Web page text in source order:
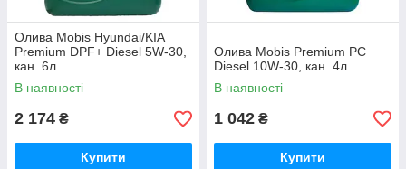
Олива Mobis Hyundai/KIA
Premium DPF+ Diesel 5W-30,
кан. 6л
В наявності
2 174 ₴
Купити
Олива Mobis Premium PC
Diesel 10W-30, кан. 4л.
В наявності
1 042 ₴
Купити